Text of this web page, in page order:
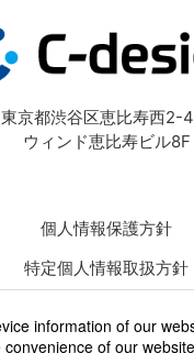
東京都渋谷区恵比寿西2-
ウィンド恵比寿ビル8F
個人情報保護方針
特定個人情報取扱方針
約款・規約一覧